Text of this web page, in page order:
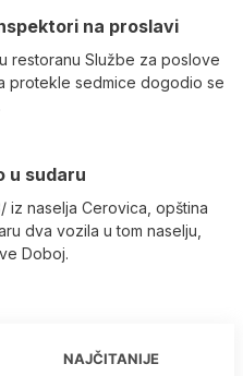
na proslavi
restoranu Službe za poslove
protekle sedmice dogodio se
u sudaru
iz naselja Cerovica, opština
dva vozila u tom naselju,
Doboj.
NAJČITANIJE